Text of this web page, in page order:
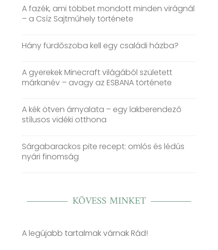
A fazék, ami többet mondott minden virágnál
– a Csíz Sajtműhely története
Hány fürdőszoba kell egy családi házba?
A gyerekek Minecraft világából született
márkanév – avagy az ESBANA története
A kék ötven árnyalata – egy lakberendező
stílusos vidéki otthona
Sárgabarackos pite recept: omlós és lédús
nyári finomság
KÖVESS MINKET
A legújabb tartalmak várnak Rád!